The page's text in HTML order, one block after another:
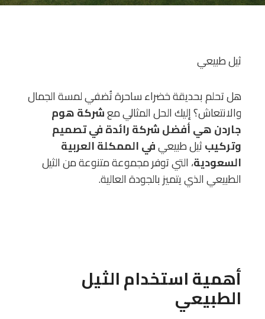
ثيل طبيعي
هل تحلم بحديقة خضراء ساحرة تُضفي لمسة الجمال
والانتعاش؟ إليك الحل المثالي معشركة هوم
جاردن هي أفضل شركة رائدة فيتصميم
وتركيبثيل طبيعيفي الممكلة العربية
السعودية، التي توفر مجموعة متنوعة من الثيل
الطبيعي الذي يتميز بالجودة العالية.
أهمية استخدام الثيل
الطبيعي